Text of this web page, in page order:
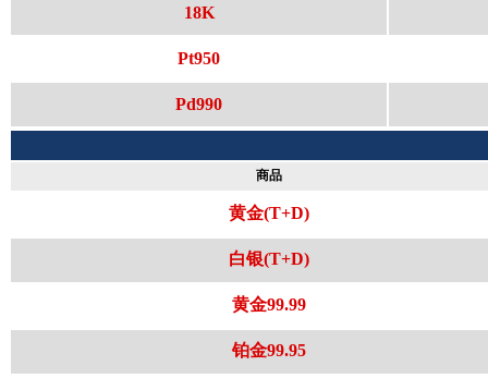
18K
Pt950
Pd990
商品
黄金(T+D)
白银(T+D)
黄金99.99
铂金99.95